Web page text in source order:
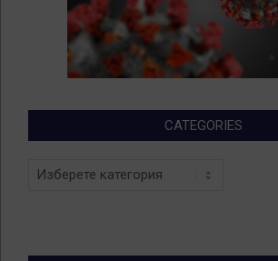
CATEGORIES
Categories